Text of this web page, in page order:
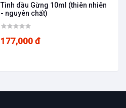
Tinh dầu Gừng 10ml (thiên nhiên
- nguyên chất)
177,000 đ